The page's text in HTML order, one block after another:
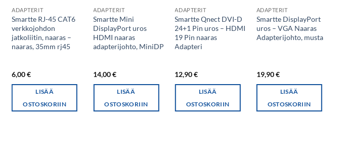
ADAPTERIT
Smartte RJ-45 CAT6
verkkojohdon
jatkoliitin, naaras –
naaras, 35mm rj45
6,00€
LISÄÄ
OSTOSKORIIN
ADAPTERIT
Smartte Mini
DisplayPort uros
HDMI naaras
adapterijohto, MiniDP
14,00€
LISÄÄ
OSTOSKORIIN
ADAPTERIT
Smartte Qnect DVI-D
24+1 Pin uros – HDMI
19 Pin naaras
Adapteri
12,90€
LISÄÄ
OSTOSKORIIN
ADAPTERIT
Smartte DisplayPort
uros – VGA Naaras
Adapterijohto, musta
19,90€
LISÄÄ
OSTOSKORIIN